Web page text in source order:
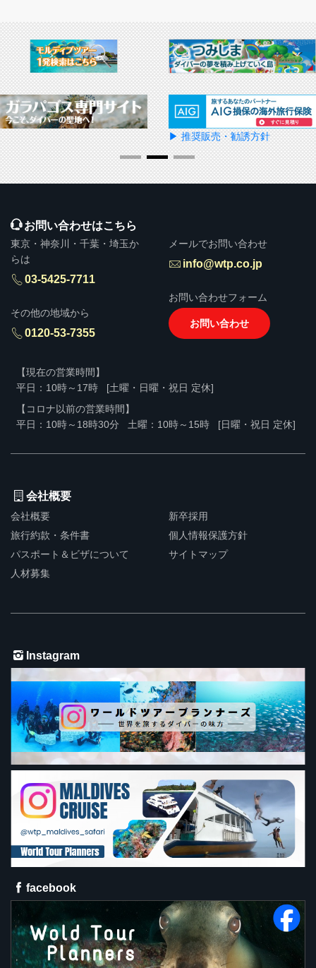
▶ 推奨販売・勧誘方針
お問い合わせはこちら
東京・神奈川・千葉・埼玉か
らは
03-5425-7711
その他の地域から
0120-53-7355
メールでお問い合わせ
info@wtp.co.jp
お問い合わせフォーム
お問い合わせ
【現在の営業時間】
平日：10時～17時
[土曜・日曜・祝日 定休]
【コロナ以前の営業時間】
平日：10時～18時30分
土曜：10時～15時 [日曜・祝日 定休]
会社概要
会社概要
旅行約款・条件書
パスポート＆ビザについて
人材募集
新卒採用
個人情報保護方針
サイトマップ
Instagram
facebook